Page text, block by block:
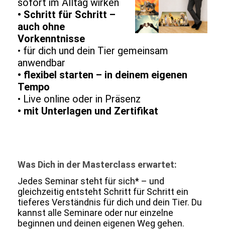
sofort im Alltag wirken
• Schritt für Schritt –
auch ohne
Vorkenntnisse
• für dich und dein Tier gemeinsam
anwendbar
• flexibel starten – in deinem eigenen
Tempo
• Live online oder in Präsenz
• mit Unterlagen und Zertifikat
Was Dich in der Masterclass erwartet:
Jedes Seminar steht für sich* – und
gleichzeitig entsteht Schritt für Schritt ein
tieferes Verständnis für dich und dein Tier. Du
kannst alle Seminare oder nur einzelne
beginnen und deinen eigenen Weg gehen.